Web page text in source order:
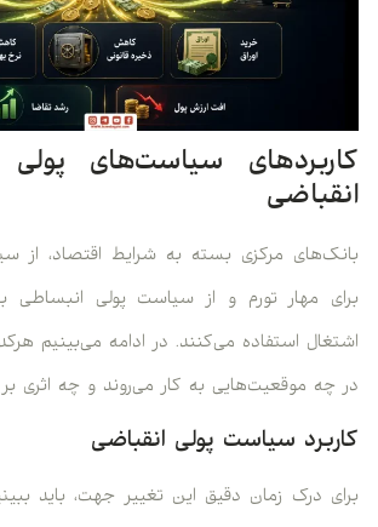
کاربردهای سیاست‌های
انقباضی
بانک‌های مرکزی بسته به شرایط اقتصاد، از
برای مهار تورم و از سیاست پولی انبساطی
اشتغال استفاده می‌کنند. در ادامه می‌بینیم
در چه موقعیت‌هایی به کار می‌روند و چه اثری بر
کاربرد سیاست پولی انقباضی
برای درک زمان دقیق این تغییر جهت، باید